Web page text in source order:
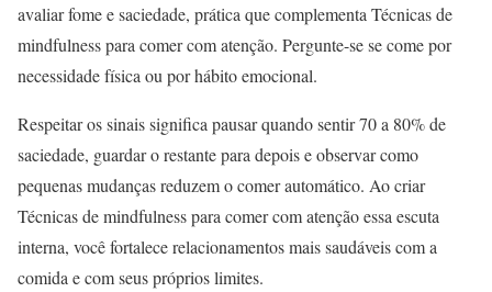
avaliar fome e saciedade, prática que complementa Técnicas de
mindfulness para comer com atenção. Pergunte-se se come por
necessidade física ou por hábito emocional.
Respeitar os sinais significa pausar quando sentir 70 a 80% de
saciedade, guardar o restante para depois e observar como
pequenas mudanças reduzem o comer automático. Ao criar
Técnicas de mindfulness para comer com atenção essa escuta
interna, você fortalece relacionamentos mais saudáveis com a
comida e com seus próprios limites.